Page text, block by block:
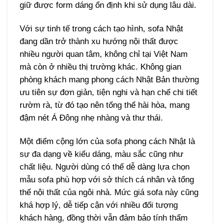
giữ được form dáng ổn định khi sử dụng lâu dài.
Với sự tinh tế trong cách tạo hình, sofa Nhật
đang dần trở thành xu hướng nội thất được
nhiều người quan tâm, không chỉ tại Việt Nam
mà còn ở nhiều thị trường khác. Không gian
phòng khách mang phong cách Nhật Bản thường
ưu tiên sự đơn giản, tiện nghi và hạn chế chi tiết
rườm rà, từ đó tạo nên tổng thể hài hòa, mang
đậm nét Á Đông nhẹ nhàng và thư thái.
Một điểm cộng lớn của sofa phong cách Nhật là
sự đa dạng về kiểu dáng, màu sắc cũng như
chất liệu. Người dùng có thể dễ dàng lựa chọn
mẫu sofa phù hợp với sở thích cá nhân và tổng
thể nội thất của ngôi nhà. Mức giá sofa này cũng
khá hợp lý, dễ tiếp cận với nhiều đối tượng
khách hàng, đồng thời vẫn đảm bảo tính thẩm